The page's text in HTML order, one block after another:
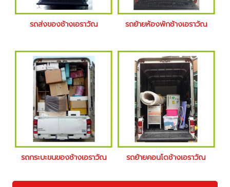
รถส่งของช้างเอราวัณ รถย้ายห้องพักช้างเอราวัณ
รถกระบะขนของช้างเอราวัณ รถย้ายคอนโดช้างเอราวัณ